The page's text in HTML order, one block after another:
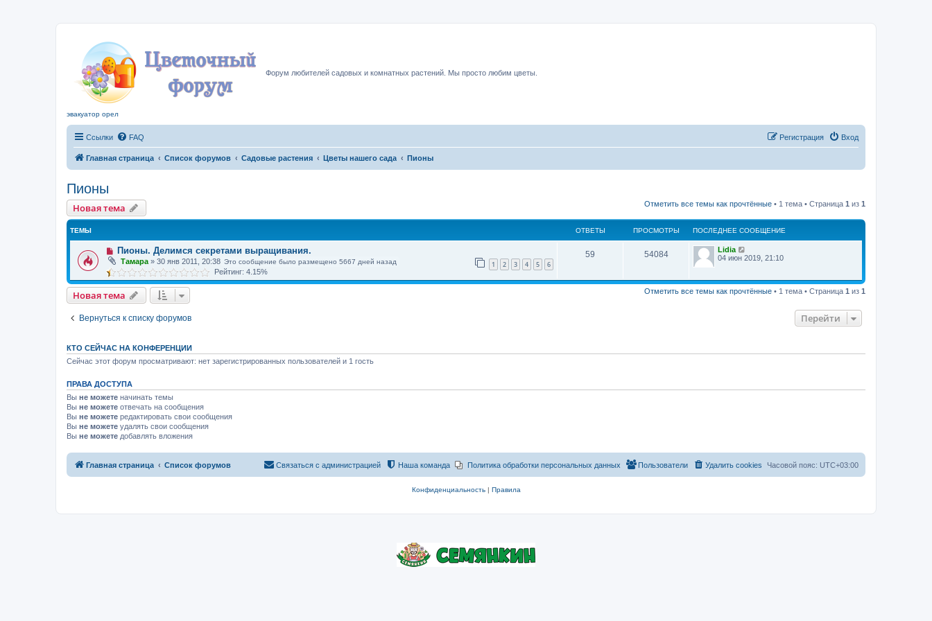
Форум любителей садовых и комнатных растений. Мы просто любим цветы.
эвакуатор орел
Ссылки FAQ Вход
Регистрация
Главная страница Список форумов Садовые растения Цветы нашего сада Пионы
Пионы
Новая тема Отметить все темы как прочтённые • 1 тема • Страница 1 из 1
ТЕМЫ ОТВЕТЫ ПРОСМОТРЫ ПОСЛЕДНЕЕ СООБЩЕНИЕ
Пионы. Делимся секретами выращивания.
Тамара » 30 янв 2011, 20:38 1 2 3 4 5 6
Это сообщение было размещено 5667 дней назад
Рейтинг: 4.15%
59 54084
Lidia
04 июн 2019, 21:10
Новая тема Отметить все темы как прочтённые • 1 тема • Страница 1 из 1
Вернуться к списку форумов Перейти
КТО СЕЙЧАС НА КОНФЕРЕНЦИИ
Сейчас этот форум просматривают: нет зарегистрированных пользователей и 1 гость
ПРАВА ДОСТУПА
Вы не можете начинать темы
Вы не можете отвечать на сообщения
Вы не можете редактировать свои сообщения
Вы не можете удалять свои сообщения
Вы не можете добавлять вложения
Главная страница Список форумов Часовой пояс: UTC+03:00
Удалить cookies
Пользователи
Политика обработки персональных данных
Наша команда
Связаться с администрацией
Конфиденциальность| Правила